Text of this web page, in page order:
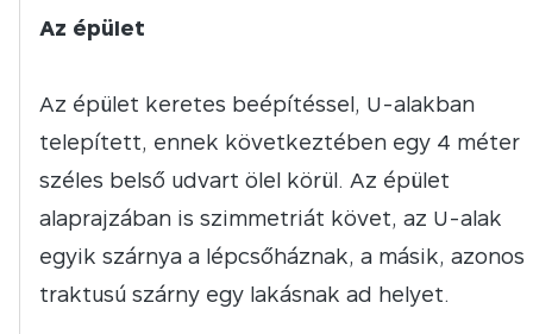
Az épület
Az épület keretes beépítéssel, U-alakban
telepített, ennek következtében egy 4 méter
széles belső udvart ölel körül. Az épület
alaprajzában is szimmetriát követ, az U-alak
egyik szárnya a lépcsőháznak, a másik, azonos
traktusú szárny egy lakásnak ad helyet.